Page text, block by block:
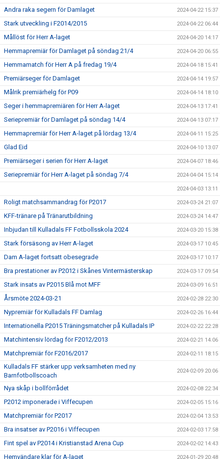
Andra raka segern för Damlaget 2024-04-22 15:37
Stark utveckling i F2014/2015 2024-04-22 06:44
Mållöst för Herr A-laget 2024-04-20 14:17
Hemmapremiär för Damlaget på söndag 21/4 2024-04-20 06:55
Hemmamatch för Herr A på fredag 19/4 2024-04-18 15:41
Premiärseger för Damlaget 2024-04-14 19:57
Målrik premiärhelg för P09 2024-04-14 18:10
Seger i hemmapremiären för Herr A-laget 2024-04-13 17:41
Seriepremiär för Damlaget på söndag 14/4 2024-04-13 07:17
Hemmapremiär för Herr A-laget på lördag 13/4 2024-04-11 15:25
Glad Eid 2024-04-10 13:07
Premiärseger i serien för Herr A-laget 2024-04-07 18:46
Seriepremiär för Herr A-laget på söndag 7/4 2024-04-04 15:14
2024-04-03 13:11
Roligt matchsammandrag för P2017 2024-03-24 21:07
KFF-tränare på Tränarutbildning 2024-03-24 14:47
Inbjudan till Kulladals FF Fotbollsskola 2024 2024-03-20 15:38
Stark försäsong av Herr A-laget 2024-03-17 10:45
Dam A-laget fortsatt obesegrade 2024-03-17 10:17
Bra prestationer av P2012 i Skånes Vintermästerskap 2024-03-17 09:54
Stark insats av P2015 Blå mot MFF 2024-03-09 16:51
Årsmöte 2024-03-21 2024-02-28 22:30
Nypremiär för Kulladals FF Damlag 2024-02-26 16:44
Internationella P2015 Träningsmatcher på Kulladals IP 2024-02-22 22:28
Matchintensiv lördag för F2012/2013 2024-02-21 14:06
Matchpremiär för F2016/2017 2024-02-11 18:15
Kulladals FF stärker upp verksamheten med ny
Barnfotbollscoach
2024-02-09 20:06
Nya skåp i bollförrådet 2024-02-08 22:34
P2012 imponerade i Viffecupen 2024-02-05 15:16
Matchpremiär för P2017 2024-02-04 13:53
Bra insatser av P2016 i Viffecupen 2024-02-03 17:58
Fint spel av P2014 i Kristianstad Arena Cup 2024-02-02 14:43
Hemvändare klar för A-laget 2024-01-29 20:48